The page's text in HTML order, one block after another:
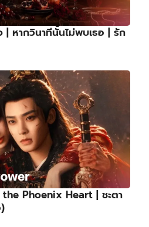
หากวินาทีนั้นไม่พบเธอ | รัก
Phoenix Heart | ชะตา